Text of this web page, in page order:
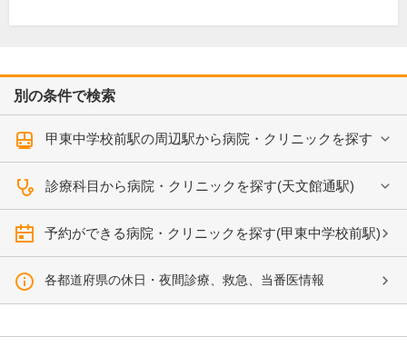
別の条件で検索
甲東中学校前駅の周辺駅から病院・クリニックを探す
診療科目から病院・クリニックを探す(天文館通駅)
予約ができる病院・クリニックを探す(甲東中学校前駅)
各都道府県の休日・夜間診療、救急、当番医情報